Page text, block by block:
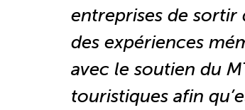
entreprises de
des expériences
avec le soutien du
touristiques afin